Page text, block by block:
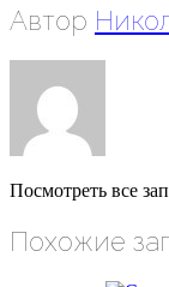
Автор
Посмотреть все
Похожие